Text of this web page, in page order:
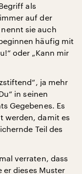
als
auf der
sie auch
häufig mit
oder „Kann mir
ja mehr
in seinen
Gegebenes. Es
werden, damit es
Teil des
verraten, dass
er dieses Muster